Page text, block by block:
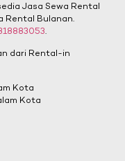
Jasa Sewa Rental
Rental Bulanan.
.
dari Rental-in
Kota
Kota